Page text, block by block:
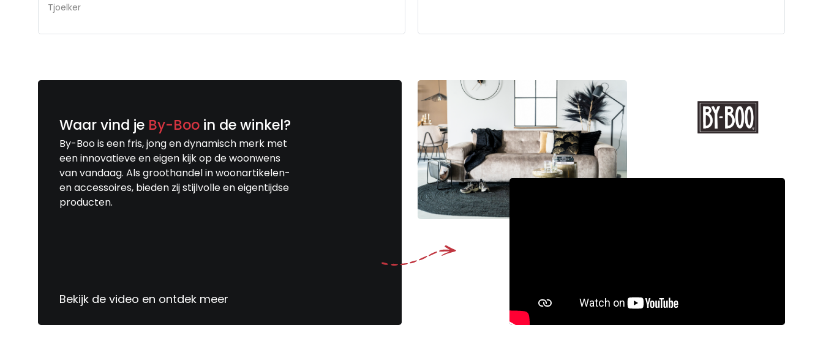
Tjoelker
Waar vind je By-Boo in de winkel?
By-Boo is een fris, jong en dynamisch merk met
een innovatieve en eigen kijk op de woonwens
van vandaag. Als groothandel in woonartikelen-
en accessoires, bieden zij stijlvolle en eigentijdse
producten.
Bekijk de video en ontdek meer